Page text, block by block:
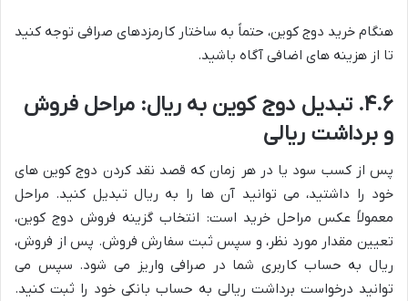
هنگام خرید دوج کوین، حتماً به ساختار کارمزدهای صرافی توجه کنید
تا از هزینه های اضافی آگاه باشید.
۴.۶. تبدیل دوج کوین به ریال: مراحل فروش
و برداشت ریالی
پس از کسب سود یا در هر زمان که قصد نقد کردن دوج کوین های
خود را داشتید، می توانید آن ها را به ریال تبدیل کنید. مراحل
معمولاً عکس مراحل خرید است: انتخاب گزینه فروش دوج کوین،
تعیین مقدار مورد نظر، و سپس ثبت سفارش فروش. پس از فروش،
ریال به حساب کاربری شما در صرافی واریز می شود. سپس می
توانید درخواست برداشت ریالی به حساب بانکی خود را ثبت کنید.